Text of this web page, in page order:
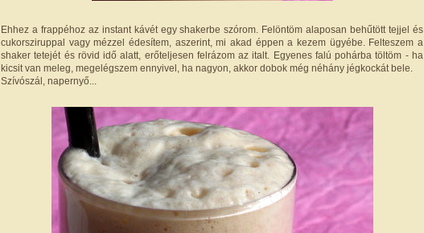
Ehhez a frappéhoz az instant kávét egy shakerbe szórom. Felöntöm alaposan behűtött tejjel és
cukorsziruppal vagy mézzel édesítem, aszerint, mi akad éppen a kezem ügyébe. Felteszem a
shaker tetejét és rövid idő alatt, erőteljesen felrázom az italt. Egyenes falú pohárba töltöm - ha
kicsit van meleg, megelégszem ennyivel, ha nagyon, akkor dobok még néhány jégkockát bele.
Szívószál, napernyő...